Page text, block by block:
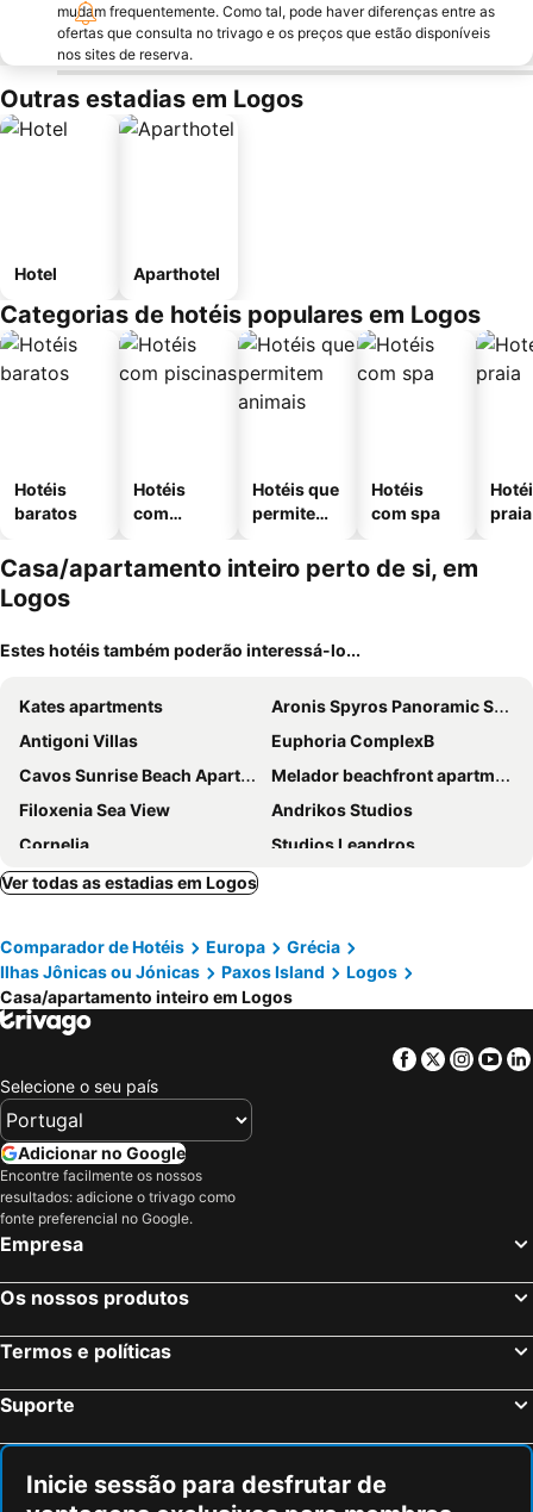
mudam frequentemente. Como tal, pode haver diferenças entre as
ofertas que consulta no trivago e os preços que estão disponíveis
nos sites de reserva.
Outras estadias em Logos
Hotel Aparthotel
Categorias de hotéis populares em Logos
Hotéis
baratos
Hotéis
com
Hotéis que
permitem
Hotéis
com spa
praia
Casa/apartamento inteiro perto de si, em
Logos
Estes hotéis também poderão interessá-lo...
Kates apartments
Aronis Spyros Panoramic Seaview Rooms
Antigoni Villas
Euphoria ComplexB
Cavos Sunrise Beach Apartments
Melador beachfront apartments
Filoxenia Sea View
Andrikos Studios
Cornelia
Studios Leandros
Villa Elaia Suites & Apartments No.3
Three Seasons
Ver todas as estadias em Logos
Comparador de Hotéis Europa
Grécia
Ilhas Jônicas ou Jónicas
Paxos Island
Logos
Casa/apartamento inteiro em Logos
Facebook
Twitter
Selecione o seu país
Adicionar no Google
Encontre facilmente os nossos
resultados: adicione o trivago como
fonte preferencial no Google.
Empresa
Os nossos produtos
Termos e políticas
Suporte
Inicie sessão para desfrutar de